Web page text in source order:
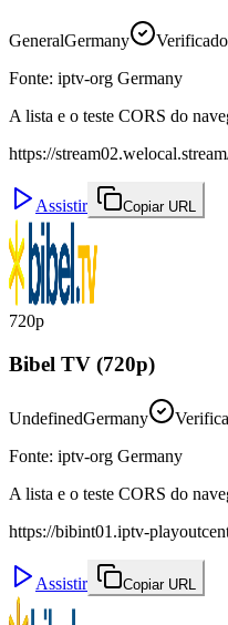
GeneralGermany
Fonte: iptv-org Germany
A lista e o teste CORS do
https://
Assistir Copiar URL
720p
Bibel TV (720p)
UndefinedGermany
Fonte: iptv-org Germany
A lista e o teste CORS do
https://bibint01.iptv-
Assistir Copiar URL